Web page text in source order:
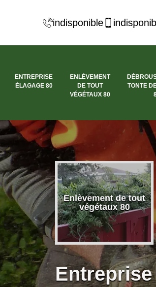
indisponible
ENTREPRISE
ÉLAGAGE 80
ENLÈVEMENT
DE TOUT
VÉGÉTAUX 80
TONTE
élagage
Enlèvement de tout
végétaux 80